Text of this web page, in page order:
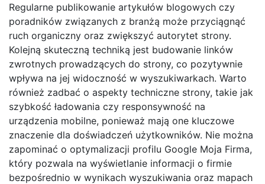
Regularne publikowanie artykułów blogowych czy
poradników związanych z branżą może przyciągnąć
ruch organiczny oraz zwiększyć autorytet strony.
Kolejną skuteczną techniką jest budowanie linków
zwrotnych prowadzących do strony, co pozytywnie
wpływa na jej widoczność w wyszukiwarkach. Warto
również zadbać o aspekty techniczne strony, takie jak
szybkość ładowania czy responsywność na
urządzenia mobilne, ponieważ mają one kluczowe
znaczenie dla doświadczeń użytkowników. Nie można
zapominać o optymalizacji profilu Google Moja Firma,
który pozwala na wyświetlanie informacji o firmie
bezpośrednio w wynikach wyszukiwania oraz mapach